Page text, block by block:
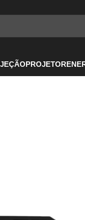
PROJETOR